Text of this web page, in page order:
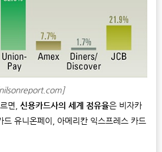
면, 신용카드사의 세계 점유율은 비자카
드 유니온페이, 아메리칸 익스프레스 카드